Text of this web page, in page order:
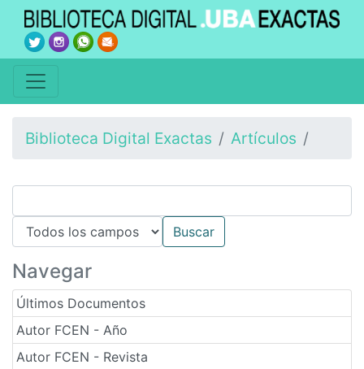
Biblioteca Digital Exactas Artículos
Navegar
Últimos Documentos
Autor FCEN - Año
Autor FCEN - Revista